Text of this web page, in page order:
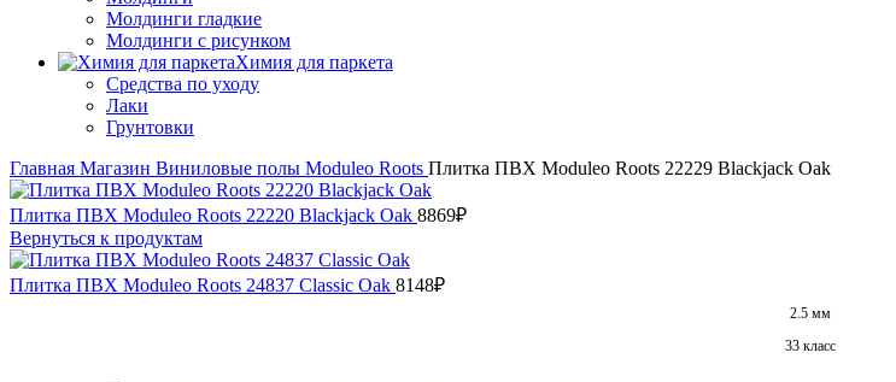
Молдинги гладкие
Молдинги с рисунком
Химия для паркета
Средства по уходу
Лаки
Грунтовки
Главная Магазин Виниловые полы Moduleo Roots Плитка ПВХ Moduleo Roots 22229 Blackjack Oak
Плитка ПВХ Moduleo Roots 22220 Blackjack Oak 8869₽
Вернуться к продуктам
Плитка ПВХ Moduleo Roots 24837 Classic Oak 8148₽
2.5 мм
33 класс